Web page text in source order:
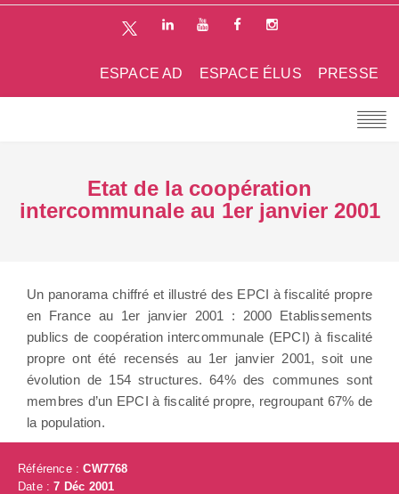
PRESSE
ESPACE ÉLUS
ESPACE AD
Etat de la coopération
intercommunale au 1er janvier 2001
Un panorama chiffré et illustré des EPCI à fiscalité propre
en France au 1er janvier 2001 : 2000 Etablissements
publics de coopération intercommunale (EPCI) à fiscalité
propre ont été recensés au 1er janvier 2001, soit une
évolution de 154 structures. 64% des communes sont
membres d’un EPCI à fiscalité propre, regroupant 67% de
la population.
Référence :CW7768
Date :7 Déc 2001